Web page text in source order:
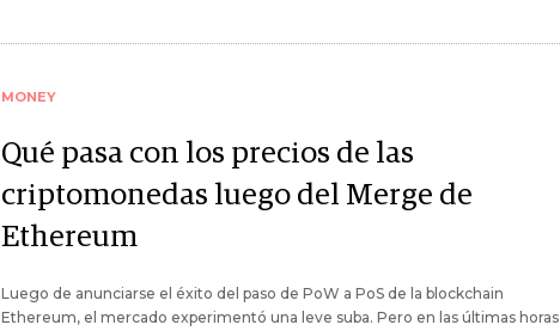
MONEY
Qué pasa con los precios de las
criptomonedas luego del Merge de
Ethereum
Luego de anunciarse el éxito del paso de PoW a PoS de la blockchain
Ethereum, el mercado experimentó una leve suba. Pero en las últimas horas